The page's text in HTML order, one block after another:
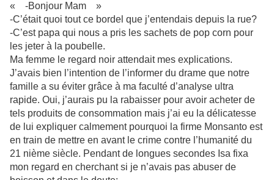
« -Bonjour Mam »
-C’était quoi tout ce bordel que j’entendais depuis la rue?
-C’est papa qui nous a pris les sachets de pop corn pour
les jeter à la poubelle.
Ma femme le regard noir attendait mes explications.
J’avais bien l’intention de l’informer du drame que notre
famille a su éviter grâce à ma faculté d’analyse ultra
rapide. Oui, j’aurais pu la rabaisser pour avoir acheter de
tels produits de consommation mais j’ai eu la délicatesse
de lui expliquer calmement pourquoi la firme Monsanto est
en train de mettre en avant le crime contre l’humanité du
21 nième siècle. Pendant de longues secondes Isa fixa
mon regard en cherchant si je n’avais pas abuser de